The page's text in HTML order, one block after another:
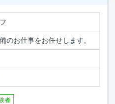
のお仕事をお任せします。
者